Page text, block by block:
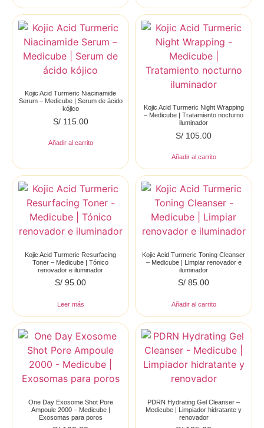
Kojic Acid Turmeric Niacinamide
Serum – Medicube | Serum de ácido
kójico
S/115.00
Añadir al carrito
Kojic Acid Turmeric Night Wrapping
– Medicube | Tratamiento nocturno
iluminador
S/ 105.00
Añadir al carrito
Kojic Acid Turmeric Resurfacing
Toner – Medicube | Tónico
renovador e iluminador
S/ 95.00
Leer más
Kojic Acid Turmeric Toning Cleanser
– Medicube | Limpiar renovador e
iluminador
S/ 85.00
Añadir al carrito
One Day Exosome Shot Pore
Ampoule 2000 – Medicube |
Exosomas para poros
PDRN Hydrating Gel Cleanser –
Medicube | Limpiador hidratante y
renovador